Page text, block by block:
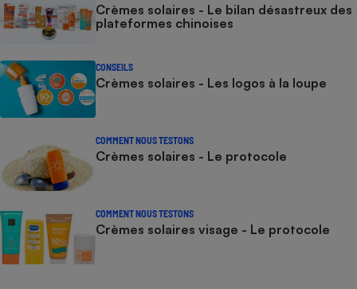
Crèmes solaires - Le bilan désastreux des
plateformes chinoises
CONSEILS
Crèmes solaires - Les logos à la loupe
COMMENT NOUS TESTONS
Crèmes solaires - Le protocole
COMMENT NOUS TESTONS
Crèmes solaires visage - Le protocole